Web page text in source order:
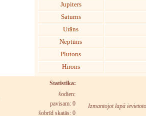
Jupiters
Saturns
Urāns
Neptūns
Plutons
Hīrons
Statistika:
šodien:
pavisam: 0
šobrīd skatās: 0
Izmantojot lapā